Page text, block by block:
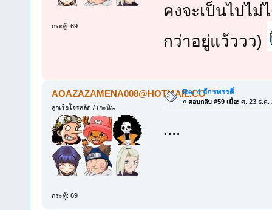
กระทู้: 69
คงจะเป็นไปไ
กว่าอยู่แว้ววว)
AOAZAZAMENA008@HOTMAIL.CO
ลูกเรือโจรสลัด / เกะนิน
กระทู้: 69
Re: 4 จักรพรรดิ์
« ตอบกลับ #59 เมื่อ: ศ. 23 ธ.ค.
....